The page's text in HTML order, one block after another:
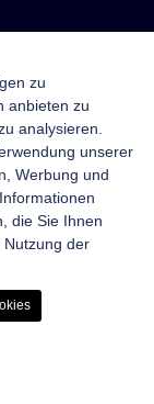
zu
anbieten zu
analysieren.
unserer
Werbung und
die Sie Ihnen
der